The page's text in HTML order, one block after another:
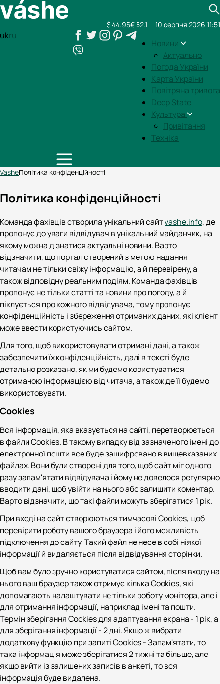
ukru
Новини
Актуально
Погода України
Карта України
Повітряна тривога
Deep State
Культура
Привітання
Техніка
$ 44.95€ 52.1 10 серпня 2026 11:51
VasheПолітика конфіденційності
Політика конфіденційності
Команда фахівців створила унікальний сайтvashe.info, де
пропонує до уваги відвідувачів унікальний майданчик, на
якому можна дізнатися актуальні новини. Варто
відзначити, що портал створений з метою надання
читачам не тільки свіжу інформацію, а й перевірену, а
також відповідну реальним подіям. Команда фахівців
пропонує не тільки статті та новини про погоду, а й
піклується про кожного відвідувача, тому пропонує
конфіденційність і збереження отриманих даних, які клієнт
може ввести користуючись сайтом.
Для того, щоб використовувати отримані дані, а також
забезпечити їх конфіденційність, далі в тексті буде
детально розказано, як ми будемо користуватися
отриманою інформацією від читача, а також де її будемо
використовувати.
Cookies
Вся інформація, яка вказується на сайті, перетворюється
в файли Cookies. В такому випадку від зазначеного імені до
електронної пошти все буде зашифровано в вищевказаних
файлах. Вони були створені для того, щоб сайт міг одного
разу запам'ятати відвідувача і йому не довелося регулярно
вводити дані, щоб увійти на нього або залишити коментар.
Варто відзначити, що такі файли можуть зберігатися 1 рік.
При вході на сайт створюються тимчасові Cookies, щоб
перевірити роботу вашого браузера і його можливість
підключення до сайту. Такий файл не несе в собі ніякої
інформації й видаляється після відвідування сторінки.
Щоб вам було зручно користуватися сайтом, після входу на
нього ваш браузер також отримує кілька Cookies, які
допомагають налаштувати не тільки роботу монітора, але і
для отримання інформації, наприклад імені та пошти.
Термін зберігання Cookies для адаптування екрана - 1 рік, а
для зберігання інформації - 2 дні. Якщо ж вибрати
додаткову функцію при запиті Cookies - Запам'ятати, то
така інформація може зберігатися 2 тижні та більше, але
якщо вийти із залишених записів в анкеті, то вся
інформація буде видалена.